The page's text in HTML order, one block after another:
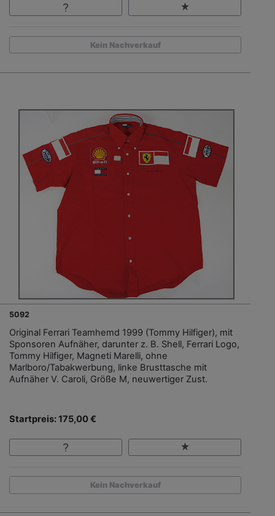
Kein Nachverkauf
5092
Original Ferrari Teamhemd 1999 (Tommy Hilfiger), mit
Sponsoren Aufnäher, darunter z. B. Shell, Ferrari Logo,
Tommy Hilfiger, Magneti Marelli, ohne
Marlboro/Tabakwerbung, linke Brusttasche mit
Aufnäher V. Caroli, Größe M, neuwertiger Zust.
Startpreis: 175,00 €
Kein Nachverkauf